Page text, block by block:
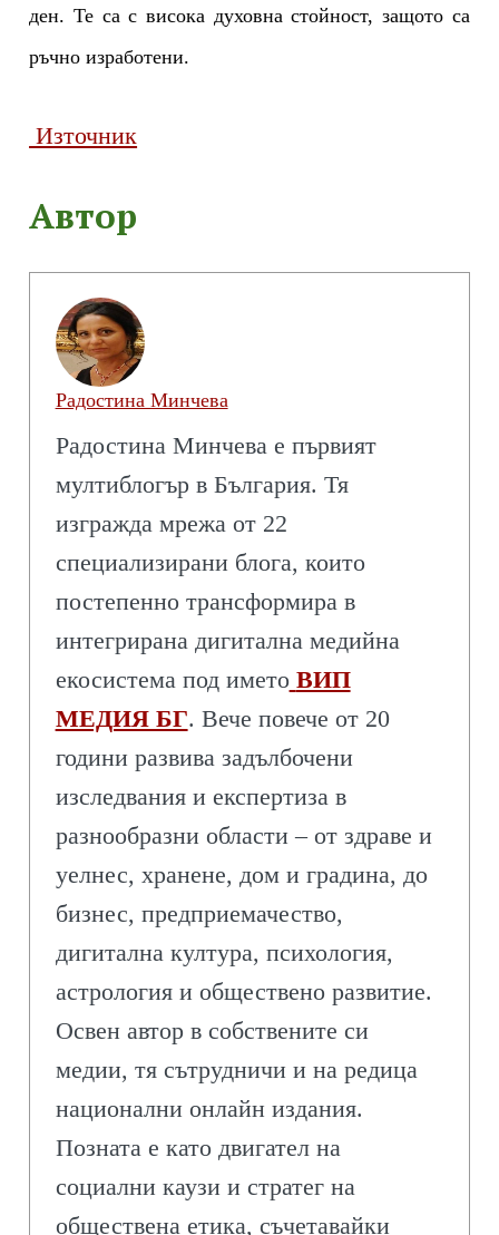
ден. Те са с висока духовна стойност, защото са
ръчно изработени.
Източник
Автор
Радостина Минчева
Радостина Минчева е първият
мултиблогър в България. Тя
изгражда мрежа от 22
специализирани блога, които
постепенно трансформира в
интегрирана дигитална медийна
екосистема под името ВИП
МЕДИЯ БГ. Вече повече от 20
години развива задълбочени
изследвания и експертиза в
разнообразни области – от здраве и
уелнес, хранене, дом и градина, до
бизнес, предприемачество,
дигитална култура, психология,
астрология и обществено развитие.
Освен автор в собствените си
медии, тя сътрудничи и на редица
национални онлайн издания.
Позната е като двигател на
социални каузи и стратег на
обществена етика, съчетавайки